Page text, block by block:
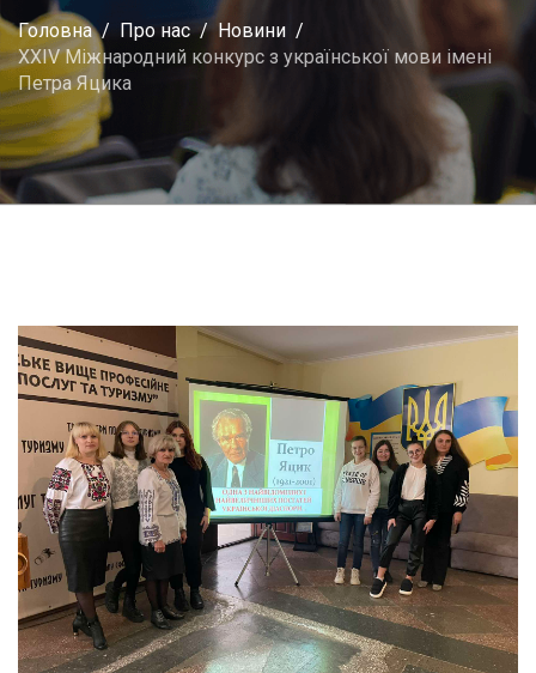
Головна Про нас
Новини
XХIV Міжнародний конкурс з української мови імені
Петра Яцика